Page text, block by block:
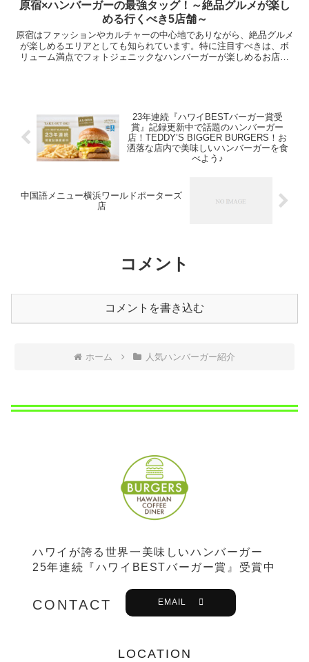
原宿×ハンバーガーの最強タッグ！～絶品グルメが楽し
める行くべき5店舗～
原宿はファッションやカルチャーの中心地でありながら、絶品グルメ
が楽しめるエリアとしても知られています。特に注目すべきは、ボ
リューム満点でフォトジェニックなハンバーガーが楽しめるお店の
23年連続『ハワイBESTバーガー賞受
賞』記録更新中で話題のハンバーガー
店！TEDDY’S BIGGER BURGERS！お
洒落な店内で美味しいハンバーガーを食
べよう♪
中国語メニュー横浜ワールドポーターズ
店
コメント
コメントを書き込む
ホーム 人気ハンバーガー紹介
ハワイが誇る世界一美味しいハンバーガー
25年連続『ハワイBESTバーガー賞』受賞中
CONTACT EMAIL
LOCATION